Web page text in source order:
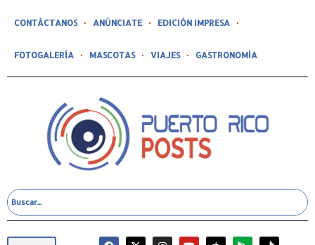
CONTÁCTANOS ANÚNCIATE EDICIÓN IMPRESA
FOTOGALERÍA MASCOTAS VIAJES GASTRONOMÍA